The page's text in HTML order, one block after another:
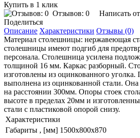
Купить в 1 клик
Отзывов: 0
Написать
Поделиться
Описание Характеристики Отзывы (0)
Материал столешницы: нержавеющая
столешницы имеют подгиб для
персонала. Столешница усилена
толщиной 16 мм. Каркас разборный.
изготовлены из оцинкованного уголка.
выполнена из оцинкованной стали. Она
на расстоянии 300мм. Опоры стоек
высоте в пределах 20мм и
стали с пластиковой опорой снизу.
Характеристики
Габариты , [мм] 1500x800x870